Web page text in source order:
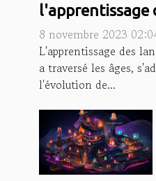
l'apprentissage
nouvelle
8 novembre 2023
L'apprentissage des
a traversé les âges,
l'évolution de...